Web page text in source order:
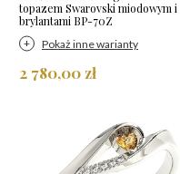
topazem Swarovski miodowym i
brylantami BP-70Z
Pokaż inne warianty
2 780,00 zł